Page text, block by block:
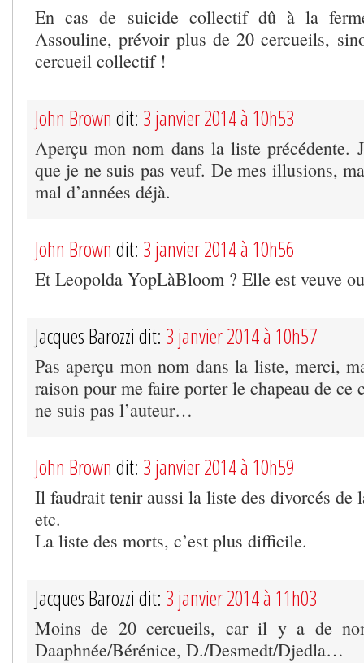
En cas de suicide collectif dû à la
Assouline, prévoir plus de 20 cercueils,
cercueil collectif !
John Brown dit: 3 janvier 2014 à 10h53
Aperçu mon nom dans la liste précédente.
que je ne suis pas veuf. De mes illusions,
mal d’années déjà.
John Brown dit: 3 janvier 2014 à 10h56
Et Leopolda YopLàBloom ? Elle est veuve
Jacques Barozzi dit: 3 janvier 2014 à 10h57
Pas aperçu mon nom dans la liste, merci,
raison pour me faire porter le chapeau de ce
ne suis pas l’auteur…
John Brown dit: 3 janvier 2014 à 10h59
Il faudrait tenir aussi la liste des divorcés
etc.
La liste des morts, c’est plus difficile.
Jacques Barozzi dit: 3 janvier 2014 à 11h03
Moins de 20 cercueils, car il y a de
Daaphnée/Bérénice, D./Desmedt/Djedla…